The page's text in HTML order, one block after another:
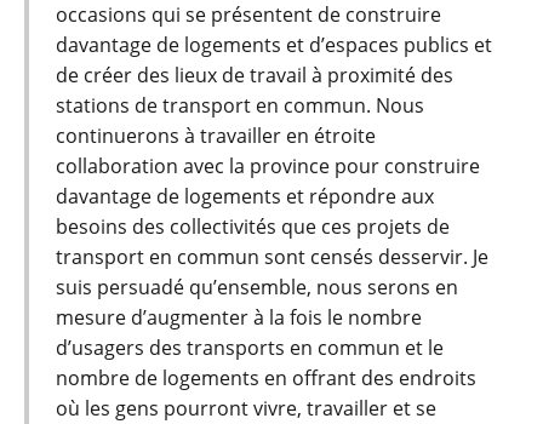
occasions qui se présentent de construire
davantage de logements et d’espaces publics et
de créer des lieux de travail à proximité des
stations de transport en commun. Nous
continuerons à travailler en étroite
collaboration avec la province pour construire
davantage de logements et répondre aux
besoins des collectivités que ces projets de
transport en commun sont censés desservir. Je
suis persuadé qu’ensemble, nous serons en
mesure d’augmenter à la fois le nombre
d’usagers des transports en commun et le
nombre de logements en offrant des endroits
où les gens pourront vivre, travailler et se